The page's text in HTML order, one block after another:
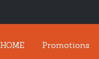
HOME Promotions